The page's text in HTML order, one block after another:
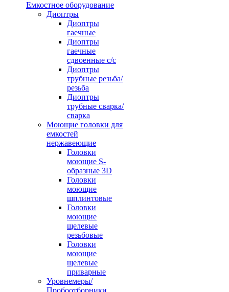
Емкостное оборудование
Диоптры
Диоптры
гаечные
Диоптры
гаечные
сдвоенные c/c
Диоптры
трубные резьба/
резьба
Диоптры
трубные сварка/
сварка
Моющие головки для
емкостей
нержавеющие
Головки
моющие S-
образные 3D
Головки
моющие
шплинтовые
Головки
моющие
щелевые
резьбовые
Головки
моющие
щелевые
приварные
Уровнемеры/
Пробоотборники